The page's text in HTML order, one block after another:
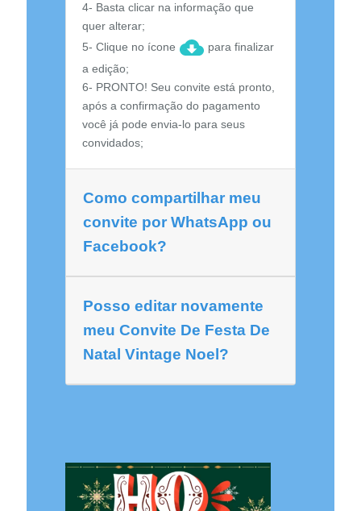
4- Basta clicar na informação que
quer alterar;
5- Clique no ícone
para finalizar
a edição;
6- PRONTO! Seu convite está pronto,
após a confirmação do pagamento
você já pode envia-lo para seus
convidados;
Como compartilhar meu
convite por WhatsApp ou
Facebook?
Posso editar novamente
meu Convite De Festa De
Natal Vintage Noel?